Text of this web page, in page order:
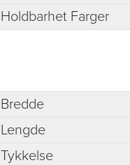
Holdbarhet Farger
Bredde
Lengde
Tykkelse